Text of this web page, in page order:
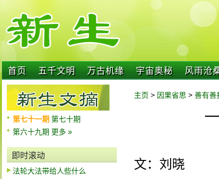
首页 五千文明 万古机缘 宇宙奥秘 风雨沧
第七十一期 第七十期
第六十九期 更多 »
即时滚动
法轮大法带给人些什么
主页 > 因果省思 > 善有善
文：刘晓